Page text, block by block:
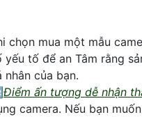
chọn mua một mẫu
yếu tố để an Tâm rằng
nhân của bạn.
Điểm ấn tượng dễ nhận
camera. Nếu bạn